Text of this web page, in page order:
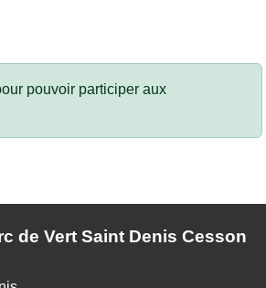
pouvoir participer aux
de Vert Saint Denis Cesson